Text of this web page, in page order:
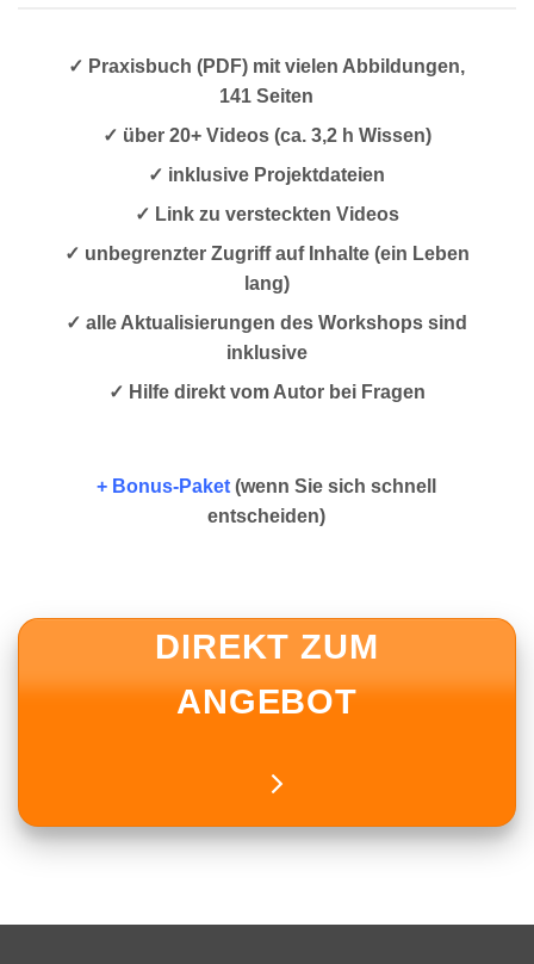
✓ Praxisbuch (PDF) mit vielen Abbildungen,
141 Seiten
✓ über 20+ Videos (ca. 3,2 h Wissen)
✓ inklusive Projektdateien
✓ Link zu versteckten Videos
✓ unbegrenzter Zugriff auf Inhalte (ein Leben
lang)
✓ alle Aktualisierungen des Workshops sind
inklusive
✓ Hilfe direkt vom Autor bei Fragen
+ Bonus-Paket (wenn Sie sich schnell
entscheiden)
DIREKT ZUM
ANGEBOT